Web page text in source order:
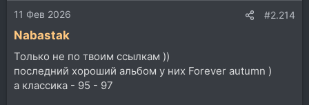
11 Фев 2026 #2.214
Nabastak
Только не по твоим ссылкам ))
последний хороший альбом у них Forever autumn )
а классика - 95 - 97